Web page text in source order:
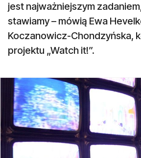
jest najważniejszym
stawiamy – mówią Ewa
Koczanowicz-Chondzyńska,
projektu „Watch it!”.